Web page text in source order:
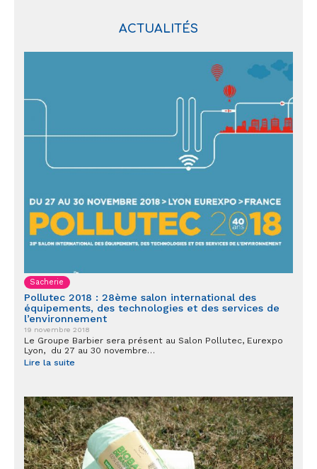
ACTUALITÉS
Sacherie
Pollutec 2018 : 28ème salon international des
équipements, des technologies et des services de
l’environnement
19 novembre 2018
Le Groupe Barbier sera présent au Salon Pollutec, Eurexpo
Lyon, du 27 au 30 novembre…
Lire la suite